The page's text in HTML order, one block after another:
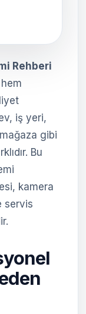
Rehberi
iş yeri,
gibi
Bu
kamera
servis